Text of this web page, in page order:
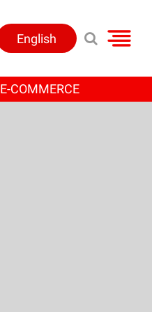
English
E-COMMERCE